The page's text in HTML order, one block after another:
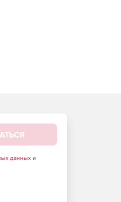
данныхи